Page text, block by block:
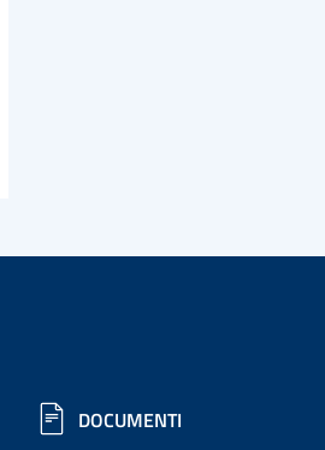
DOCUMENTI